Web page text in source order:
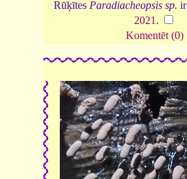
Rūķītes Paradiacheopsis sp.
2021 .
Komentēt (0)